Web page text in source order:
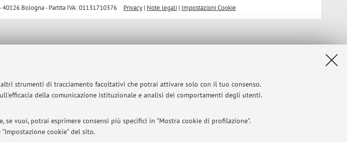
strumenti di tracciamento facoltativi che potrai attivare solo con il tuo consenso.
della comunicazione istituzionale e analisi dei comportamenti degli utenti.
vuoi, potrai esprimere consensi più specifici in "Mostra cookie di profilazione".
cookie" del sito.
40126 Bologna - Partita IVA: 01131710376 Privacy| Note legali| Impostazioni Cookie